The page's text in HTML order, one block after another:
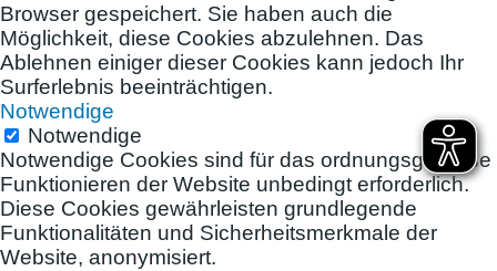
Browser gespeichert. Sie haben auch die
Möglichkeit, diese Cookies abzulehnen. Das
Ablehnen einiger dieser Cookies kann jedoch Ihr
Surferlebnis beeinträchtigen.
Notwendige
Notwendige
Notwendige Cookies sind für das ordnungsgemäße
Funktionieren der Website unbedingt erforderlich.
Diese Cookies gewährleisten grundlegende
Funktionalitäten und Sicherheitsmerkmale der
Website, anonymisiert.